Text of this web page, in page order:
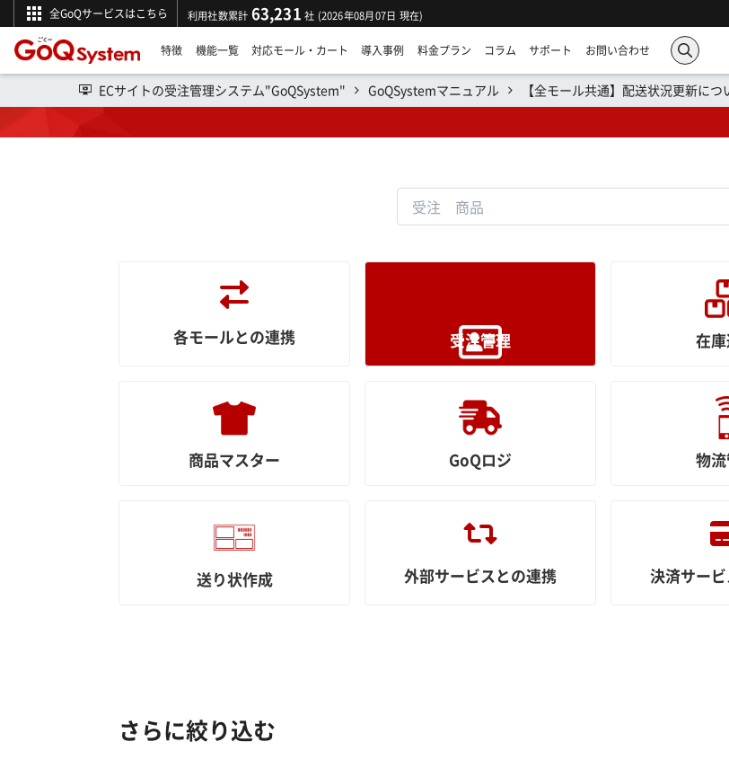
全GoQサービスはこちら 利用社数累計 63,231 社 (2026年08月07日 現在)
特徴 機能一覧 対応モール・カート 導入事例 料金プラン コラム サポート お問い合わせ
ECサイトの受注管理システム"GoQSystem" GoQSystemマニュアル 【全モール共通】配送状況更新につ
各モールとの連携 受注管理 在
商品マスター GoQロジ 物
送り状作成 外部サービスとの連携 決済サー
さらに絞り込む